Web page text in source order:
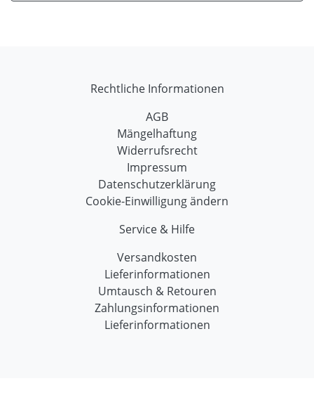
Rechtliche Informationen
AGB
Mängelhaftung
Widerrufsrecht
Impressum
Datenschutzerklärung
Cookie-Einwilligung ändern
Service & Hilfe
Versandkosten
Lieferinformationen
Umtausch & Retouren
Zahlungsinformationen
Lieferinformationen